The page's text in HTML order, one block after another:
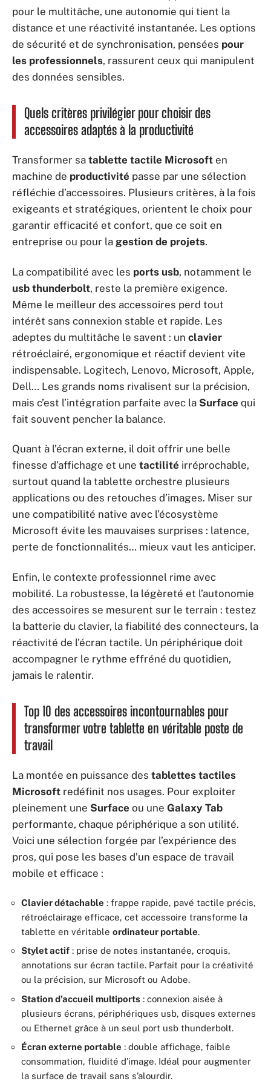
pour le multitâche, une autonomie qui tient la
distance et une réactivité instantanée. Les options
de sécurité et de synchronisation, pensées pour
les professionnels, rassurent ceux qui manipulent
des données sensibles.
Quels critères privilégier pour choisir des
accessoires adaptés à la productivité
Transformer sa tablette tactile Microsoft en
machine de productivité passe par une sélection
réfléchie d’accessoires. Plusieurs critères, à la fois
exigeants et stratégiques, orientent le choix pour
garantir efficacité et confort, que ce soit en
entreprise ou pour la gestion de projets.
La compatibilité avec les ports usb, notamment le
usb thunderbolt, reste la première exigence.
Même le meilleur des accessoires perd tout
intérêt sans connexion stable et rapide. Les
adeptes du multitâche le savent : un clavier
rétroéclairé, ergonomique et réactif devient vite
indispensable. Logitech, Lenovo, Microsoft, Apple,
Dell… Les grands noms rivalisent sur la précision,
mais c’est l’intégration parfaite avec la Surface qui
fait souvent pencher la balance.
Quant à l’écran externe, il doit offrir une belle
finesse d’affichage et une tactilité irréprochable,
surtout quand la tablette orchestre plusieurs
applications ou des retouches d’images. Miser sur
une compatibilité native avec l’écosystème
Microsoft évite les mauvaises surprises : latence,
perte de fonctionnalités… mieux vaut les anticiper.
Enfin, le contexte professionnel rime avec
mobilité. La robustesse, la légèreté et l’autonomie
des accessoires se mesurent sur le terrain : testez
la batterie du clavier, la fiabilité des connecteurs, la
réactivité de l’écran tactile. Un périphérique doit
accompagner le rythme effréné du quotidien,
jamais le ralentir.
Top 10 des accessoires incontournables pour
transformer votre tablette en véritable poste de
travail
La montée en puissance des tablettes tactiles
Microsoft redéfinit nos usages. Pour exploiter
pleinement une Surface ou une Galaxy Tab
performante, chaque périphérique a son utilité.
Voici une sélection forgée par l’expérience des
pros, qui pose les bases d’un espace de travail
mobile et efficace :
Clavier détachable : frappe rapide, pavé tactile précis,
rétroéclairage efficace, cet accessoire transforme la
tablette en véritable ordinateur portable.
Stylet actif : prise de notes instantanée, croquis,
annotations sur écran tactile. Parfait pour la créativité
ou la précision, sur Microsoft ou Adobe.
Station d’accueil multiports : connexion aisée à
plusieurs écrans, périphériques usb, disques externes
ou Ethernet grâce à un seul port usb thunderbolt.
Écran externe portable : double affichage, faible
consommation, fluidité d’image. Idéal pour augmenter
la surface de travail sans s’alourdir.